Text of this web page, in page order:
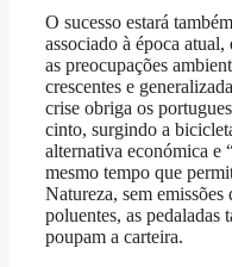
O sucesso estará
associado à época atual,
as preocupações
crescentes e
crise obriga os
cinto, surgindo a
alternativa económica e
mesmo tempo que
Natureza, sem emissões
poluentes, as pedaladas
poupam a carteira.